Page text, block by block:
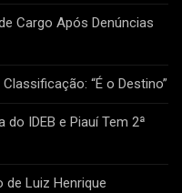
Cargo Após Denúncias
“É o Destino”
IDEB e Piauí Tem 2ª
de Luiz Henrique